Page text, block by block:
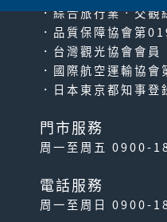
．綜合旅行業‧交觀
．品質保障協會第
．台灣觀光協會會員
．國際航空運輸協
．日本東京都知事
門市服務
周一至周五 0900-
電話服務
周一至周日 0900-